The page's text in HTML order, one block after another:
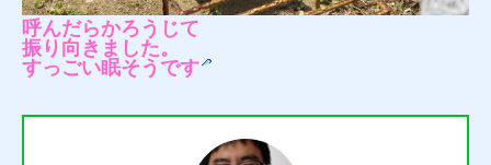
呼んだらかろうじて
振り向きました。
すっごい眠そうです